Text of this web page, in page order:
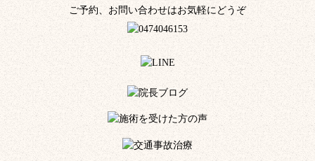
ご予約、お問い合わせはお気軽にどうぞ